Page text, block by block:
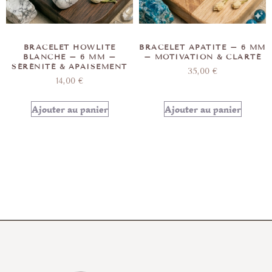
BRACELET HOWLITE
BLANCHE – 6 MM –
SÉRÉNITÉ & APAISEMENT
14,00 €
Ajouter au panier
BRACELET APATITE – 6 MM
– MOTIVATION & CLARTÉ
35,00 €
Ajouter au panier